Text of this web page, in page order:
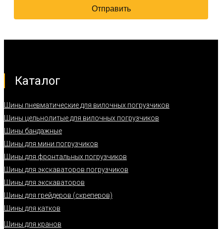
Каталог
Шины пневматические для вилочных погрузчиков
Шины цельнолитые для вилочных погрузчиков
Шины бандажные
Шины для мини погрузчиков
Шины для фронтальных погрузчиков
Шины для экскаваторов погрузчиков
Шины для экскаваторов
Шины для грейдеров (скреперов)
Шины для катков
Шины для кранов